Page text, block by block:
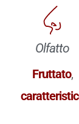
Olfatto
Fruttato,